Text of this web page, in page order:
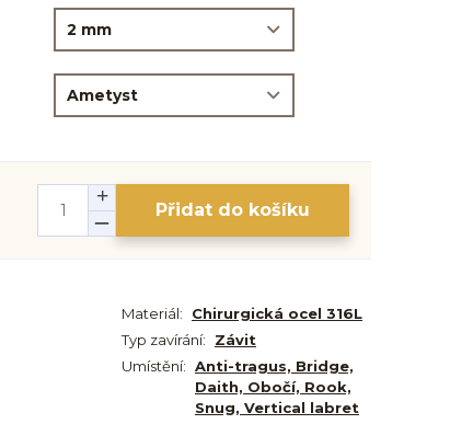
Přidat do košíku
Materiál:
Chirurgická ocel 316L
Typ zavírání:
Závit
Umístění: Anti-tragus, Bridge,
Daith, Obočí, Rook,
Snug, Vertical labret